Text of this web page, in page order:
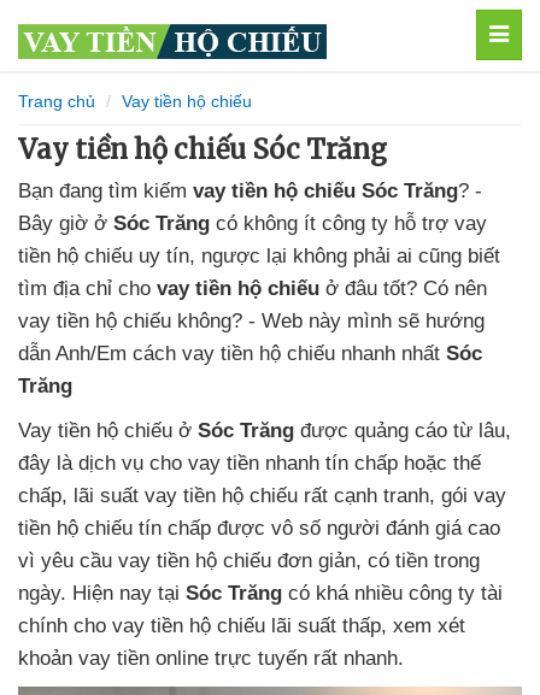
Trang chủ Vay tiền hộ chiếu
Vay tiền hộ chiếu Sóc Trăng
Bạn đang tìm kiếm vay tiền hộ chiếu Sóc Trăng? -
Bây giờ ở Sóc Trăng có không ít công ty hỗ trợ vay
tiền hộ chiếu uy tín, ngược lại không phải ai cũng biết
tìm địa chỉ cho vay tiền hộ chiếu ở đâu tốt? Có nên
vay tiền hộ chiếu không? - Web này mình sẽ hướng
dẫn Anh/Em cách vay tiền hộ chiếu nhanh nhất Sóc
Trăng
Vay tiền hộ chiếu ở Sóc Trăng được quảng cáo từ lâu,
đây là dịch vụ cho vay tiền nhanh tín chấp hoặc thế
chấp, lãi suất vay tiền hộ chiếu rất cạnh tranh, gói vay
tiền hộ chiếu tín chấp được vô số người đánh giá cao
vì yêu cầu vay tiền hộ chiếu đơn giản, có tiền trong
ngày. Hiện nay tại Sóc Trăng có khá nhiều công ty tài
chính cho vay tiền hộ chiếu lãi suất thấp, xem xét
khoản vay tiền online trực tuyến rất nhanh.